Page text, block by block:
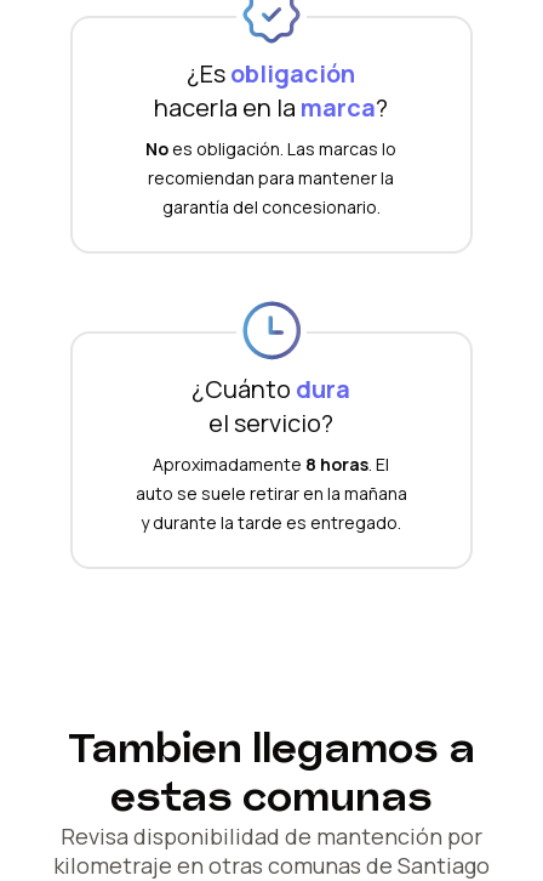
¿Esobligación
hacerla en la marca?
Noes obligación. Las marcas lo
recomiendan para mantener la
garantía del concesionario.
¿Cuánto dura
el servicio?
Aproximadamente 8 horas . El
auto se suele retirar en la mañana
y durante la tarde es entregado.
Tambien llegamos a
estas comunas
Revisa disponibilidad de mantención por
kilometraje en otras comunas de Santiago